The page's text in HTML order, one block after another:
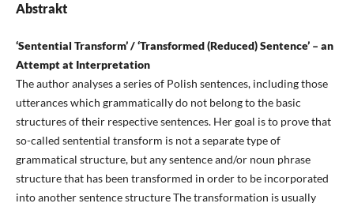
Abstrakt
‘Sentential Transform’ / ‘Transformed (Reduced) Sentence’ – an
Attempt at Interpretation
The author analyses a series of Polish sentences, including those
utterances which grammatically do not belong to the basic
structures of their respective sentences. Her goal is to prove that
so-called sentential transform is not a separate type of
grammatical structure, but any sentence and/or noun phrase
structure that has been transformed in order to be incorporated
into another sentence structure The transformation is usually